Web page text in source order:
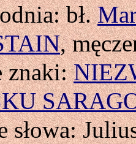
bł.
,
znaki:
słowa: